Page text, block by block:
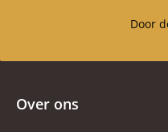
Door
Over ons